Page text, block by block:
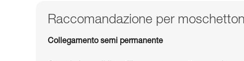
Raccomandazione per
Collegamento semi permanente